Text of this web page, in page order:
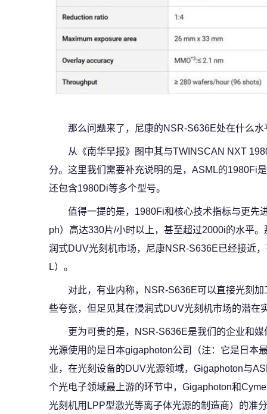
那么问题来了，尼康的NSR-S636E处在什么水
从《南华早报》图中其与TWINSCAN NXT
分。这里我们需要补充说明的是，ASML的1980Fi
还包含1980Di等多个型号。
值得一提的是，1980Fi和核心技术指标与更先
ph）高达330片/小时以上，甚至超过2000i的水平
润式DUV光刻机市场，尼康NSR-S636E已经接近
L）。
对此，有业内称，NSR-S636E可以直接光刻
些夸张，但足见其在浸润式DUV光刻机市场的潜在
更为可贵的是，NSR-S636E是我们的企业和
光源使用的是日本gigaphoton公司（注：它是日本
业，在光刻设备的DUV光源领域，Gigaphoton与
个光电子领域最上游的环节中，Gigaphoton和
光刻机用LPP型激光等离子体光源的制造商）的准